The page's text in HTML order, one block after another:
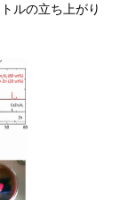
ルの立ち上がり